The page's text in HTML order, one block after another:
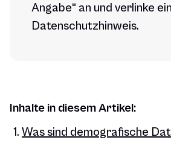
Angabe“ an und verlinke
Datenschutzhinweis.
Inhalte in diesem Artikel:
Was sind demografische